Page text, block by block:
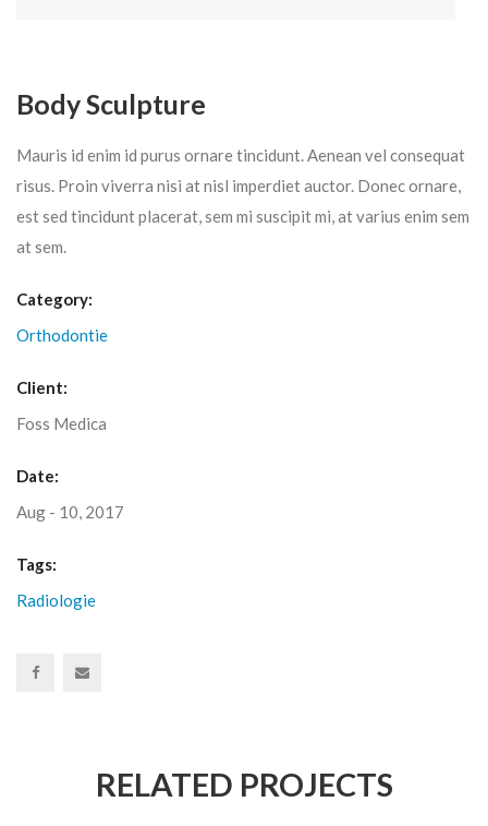
Body Sculpture
Mauris id enim id purus ornare tincidunt. Aenean vel consequat
risus. Proin viverra nisi at nisl imperdiet auctor. Donec ornare,
est sed tincidunt placerat, sem mi suscipit mi, at varius enim sem
at sem.
Category:
Orthodontie
Client:
Foss Medica
Date:
Aug - 10, 2017
Tags:
Radiologie
RELATED PROJECTS